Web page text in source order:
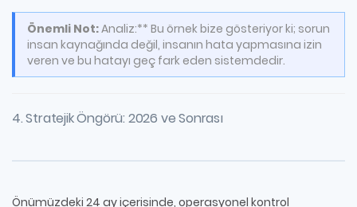
Önemli Not:Analiz:** Bu örnek bize gösteriyor ki; sorun
insan kaynağında değil, insanın hata yapmasına izin
veren ve bu hatayı geç fark eden sistemdedir.
4. Stratejik Öngörü: 2026 ve Sonrası
Önümüzdeki 24 ay içerisinde, operasyonel kontrol